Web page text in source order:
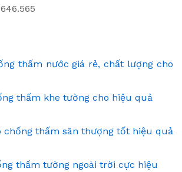
thấm nước giá rẻ, chất lượng cho
thấm khe tường cho hiệu quả
chống thấm sân thượng tốt hiệu quả
thấm tường ngoài trời cực hiệu